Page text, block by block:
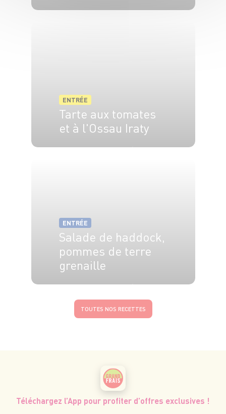
ENTRÉE
Tarte aux tomates
et à l'Ossau Iraty
ENTRÉE
Salade de haddock,
pommes de terre
grenaille
TOUTES NOS RECETTES
Téléchargez l’App pour profiter d’offres exclusives !